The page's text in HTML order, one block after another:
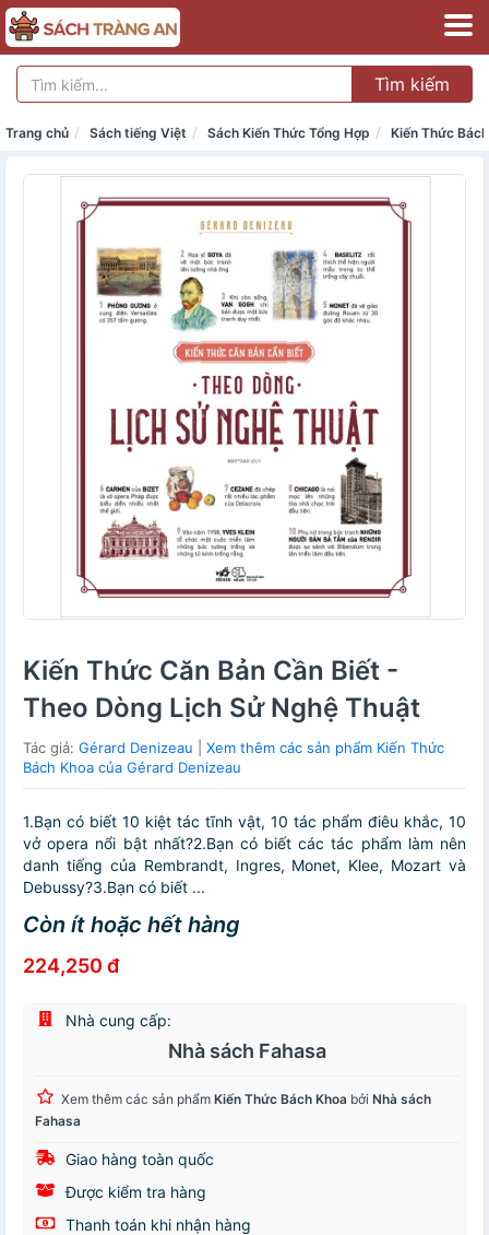
Tìm kiếm
Trang chủ Sách tiếng Việt Sách Kiến Thức Tổng Hợp Kiến Thức
Kiến Thức Căn Bản Cần Biết -
Theo Dòng Lịch Sử Nghệ Thuật
Tác giả: Gérard Denizeau
Xem thêm các sản phẩm Kiến Thức
Bách Khoa của Gérard Denizeau
1.Bạn có biết 10 kiệt tác tĩnh vật, 10 tác phẩm điêu khắc, 10
vở opera nổi bật nhất?2.Bạn có biết các tác phẩm làm nên
danh tiếng của Rembrandt, Ingres, Monet, Klee, Mozart và
Debussy?3.Bạn có biết ...
Còn ít hoặc hết hàng
224,250 đ
Nhà cung cấp:
Nhà sách Fahasa
Xem thêm các sản phẩm Kiến Thức Bách Khoa bởi Nhà sách
Fahasa
Giao hàng toàn quốc
Được kiểm tra hàng
Thanh toán khi nhận hàng